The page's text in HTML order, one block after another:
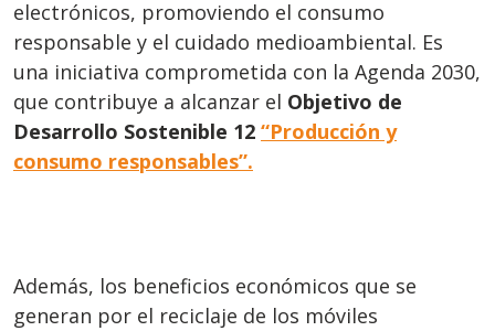
electrónicos, promoviendo el consumo
responsable y el cuidado medioambiental. Es
una iniciativa comprometida con la Agenda 2030,
que contribuye a alcanzar el Objetivo de
Desarrollo Sostenible 12 “Producción y
consumo responsables”.
Además, los beneficios económicos que se
generan por el reciclaje de los móviles